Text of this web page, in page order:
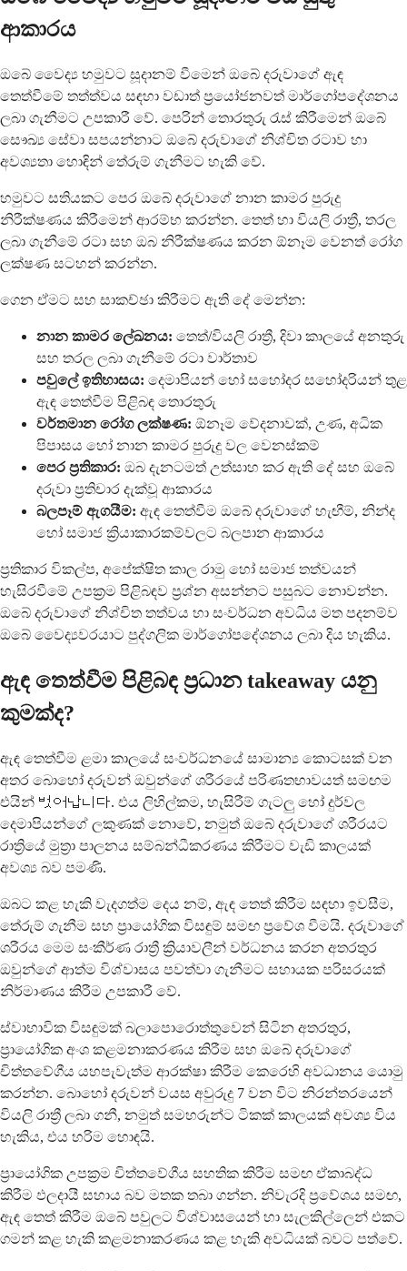
ආකාරය
ඔබේ වෛද්‍ය හමුවට සූදානම් වීමෙන් ඔබේ දරුවාගේ ඇඳ
තෙත්වීමේ තත්ත්වය සඳහා වඩාත් ප්‍රයෝජනවත් මාර්ගෝපදේශනය
ලබා ගැනීමට උපකාරී වේ. පෙරින් තොරතුරු රැස් කිරීමෙන් ඔබේ
සෞඛ්‍ය සේවා සපයන්නාට ඔබේ දරුවාගේ නිශ්චිත රටාව හා
අවශ්‍යතා හොඳින් තේරුම් ගැනීමට හැකි වේ.
හමුවට සතියකට පෙර ඔබේ දරුවාගේ නාන කාමර පුරුදු
නිරීක්ෂණය කිරීමෙන් ආරම්භ කරන්න. තෙත් හා වියලි රාත්‍රී, තරල
ලබා ගැනීමේ රටා සහ ඔබ නිරීක්ෂණය කරන ඕනෑම වෙනත් රෝග
ලක්ෂණ සටහන් කරන්න.
ගෙන ඒමට සහ සාකච්ඡා කිරීමට ඇති දේ මෙන්න:
නාන කාමර ලේඛනය: තෙත්/වියලි රාත්‍රී, දිවා කාලයේ අනතුරු
සහ තරල ලබා ගැනීමේ රටා වාර්තාව
පවුලේ ඉතිහාසය: දෙමාපියන් හෝ සහෝදර සහෝදරියන් තුළ
ඇඳ තෙත්වීම පිළිබඳ තොරතුරු
වර්තමාන රෝග ලක්ෂණ: ඕනෑම වේදනාවක්, උණ, අධික
පිපාසය හෝ නාන කාමර පුරුදු වල වෙනස්කම්
පෙර ප්‍රතිකාර: ඔබ දැනටමත් උත්සාහ කර ඇති දේ සහ ඔබේ
දරුවා ප්‍රතිචාර දැක්වූ ආකාරය
බලපෑම් ඇගයීම: ඇඳ තෙත්වීම ඔබේ දරුවාගේ හැඟීම්, නින්ද
හෝ සමාජ ක්‍රියාකාරකම්වලට බලපාන ආකාරය
ප්‍රතිකාර විකල්ප, අපේක්ෂිත කාල රාමු හෝ සමාජ තත්වයන්
හැසිරවීමේ උපක්‍රම පිළිබඳව ප්‍රශ්න අසන්නට පසුබට නොවන්න.
ඔබේ දරුවාගේ නිශ්චිත තත්වය හා සංවර්ධන අවධිය මත පදනම්ව
ඔබේ වෛද්‍යවරයාට පුද්ගලික මාර්ගෝපදේශනය ලබා දිය හැකිය.
ඇඳ තෙත්වීම පිළිබඳ ප්‍රධාන takeaway යනු
කුමක්ද?
ඇඳ තෙත්වීම ළමා කාලයේ සංවර්ධනයේ සාමාන්‍ය කොටසක් වන
අතර බොහෝ දරුවන් ඔවුන්ගේ ශරීරයේ පරිණතභාවයත් සමඟම
එයින් 벗어납니다. එය ලිහිල්කම, හැසිරීම් ගැටලු හෝ දුර්වල
දෙමාපියන්ගේ ලකුණක් නොවේ, නමුත් ඔබේ දරුවාගේ ශරීරයට
රාත්‍රියේ මුත්‍රා පාලනය සම්බන්ධීකරණය කිරීමට වැඩි කාලයක්
අවශ්‍ය බව පමණි.
ඔබට කළ හැකි වැදගත්ම දෙය නම්, ඇඳ තෙත් කිරීම සඳහා ඉවසීම,
තේරුම් ගැනීම සහ ප්‍රායෝගික විසඳුම් සමඟ ප්‍රවේශ වීමයි. දරුවාගේ
ශරීරය මෙම සංකීර්ණ රාත්‍රී ක්‍රියාවලීන් වර්ධනය කරන අතරතුර
ඔවුන්ගේ ආත්ම විශ්වාසය පවත්වා ගැනීමට සහායක පරිසරයක්
නිර්මාණය කිරීම උපකාරී වේ.
ස්වාභාවික විසඳුමක් බලාපොරොත්තුවෙන් සිටින අතරතුර,
ප්‍රායෝගික අංශ කළමනාකරණය කිරීම සහ ඔබේ දරුවාගේ
චිත්තවේගීය යහපැවැත්ම ආරක්ෂා කිරීම කෙරෙහි අවධානය යොමු
කරන්න. බොහෝ දරුවන් වයස අවුරුදු 7 වන විට නිරන්තරයෙන්
වියලි රාත්‍රී ලබා ගනී, නමුත් සමහරුන්ට ටිකක් කාලයක් අවශ්‍ය විය
හැකිය, එය හරිම හොඳයි.
ප්‍රායෝගික උපක්‍රම චිත්තවේගීය සහතික කිරීම සමඟ ඒකාබද්ධ
කිරීම ඵලදායී සහාය බව මතක තබා ගන්න. නිවැරදි ප්‍රවේශය සමඟ,
ඇඳ තෙත් කිරීම ඔබේ පවුලට විශ්වාසයෙන් හා සැලකිල්ලෙන් එකට
ගමන් කළ හැකි කළමනාකරණය කළ හැකි අවධියක් බවට පත්වේ.